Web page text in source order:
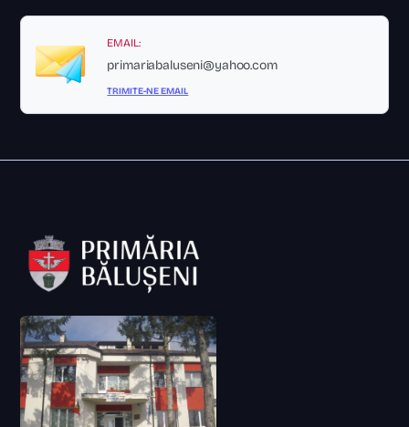
EMAIL:
primariabaluseni@yahoo.com
TRIMITE-NE EMAIL